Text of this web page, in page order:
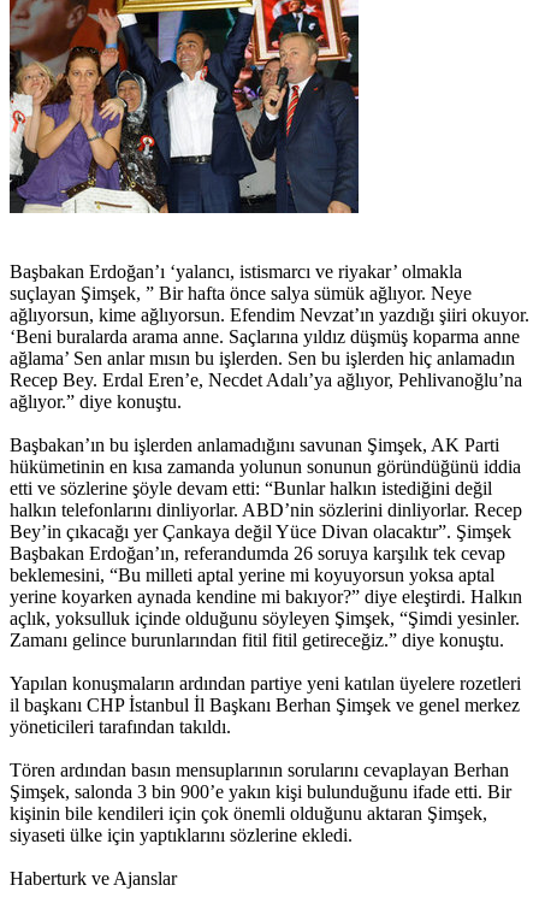
Başbakan Erdoğan’ı ‘yalancı, istismarcı ve riyakar’ olmakla
suçlayan Şimşek, ” Bir hafta önce salya sümük ağlıyor. Neye
ağlıyorsun, kime ağlıyorsun. Efendim Nevzat’ın yazdığı şiiri okuyor.
‘Beni buralarda arama anne. Saçlarına yıldız düşmüş koparma anne
ağlama’ Sen anlar mısın bu işlerden. Sen bu işlerden hiç anlamadın
Recep Bey. Erdal Eren’e, Necdet Adalı’ya ağlıyor, Pehlivanoğlu’na
ağlıyor.” diye konuştu.
Başbakan’ın bu işlerden anlamadığını savunan Şimşek, AK Parti
hükümetinin en kısa zamanda yolunun sonunun göründüğünü iddia
etti ve sözlerine şöyle devam etti: “Bunlar halkın istediğini değil
halkın telefonlarını dinliyorlar. ABD’nin sözlerini dinliyorlar. Recep
Bey’in çıkacağı yer Çankaya değil Yüce Divan olacaktır”. Şimşek
Başbakan Erdoğan’ın, referandumda 26 soruya karşılık tek cevap
beklemesini, “Bu milleti aptal yerine mi koyuyorsun yoksa aptal
yerine koyarken aynada kendine mi bakıyor?” diye eleştirdi. Halkın
açlık, yoksulluk içinde olduğunu söyleyen Şimşek, “Şimdi yesinler.
Zamanı gelince burunlarından fitil fitil getireceğiz.” diye konuştu.
Yapılan konuşmaların ardından partiye yeni katılan üyelere rozetleri
il başkanı CHP İstanbul İl Başkanı Berhan Şimşek ve genel merkez
yöneticileri tarafından takıldı.
Tören ardından basın mensuplarının sorularını cevaplayan Berhan
Şimşek, salonda 3 bin 900’e yakın kişi bulunduğunu ifade etti. Bir
kişinin bile kendileri için çok önemli olduğunu aktaran Şimşek,
siyaseti ülke için yaptıklarını sözlerine ekledi.
Haberturk ve Ajanslar